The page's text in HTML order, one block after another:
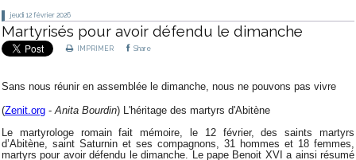
jeudi 12 février 2026
Martyrisés pour avoir défendu le dimanche
IMPRIMER Share
Sans nous réunir en assemblée le dimanche, nous ne pouvons pas vivre
(Zenit.org - Anita Bourdin) L'héritage des martyrs d'Abitène
Le martyrologe romain fait mémoire, le 12 février, des saints martyrs
d’Abitène, saint Saturnin et ses compagnons, 31 hommes et 18 femmes,
martyrs pour avoir défendu le dimanche. Le pape Benoit XVI a ainsi résumé